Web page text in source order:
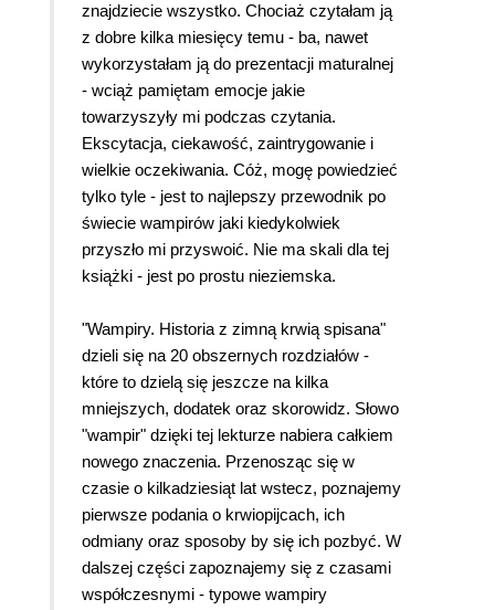
oraz niecodziennych książek. Nie ukrywam, że
"Wampiry. Historia z zimną krwią spisana"
potraktowałam trochę jak uzupełnienie
wampirycznego leksykonu Kamila
Śmiałkowskiego (recenzja tutaj:
https://pikkuvampyyrinkirjamaailma.blogspot.com/2016/12/
kamil-smiakowski-wampir-leksykon.html). O ile
tamta książka była spisem filmów, książek i
komiksów, tutaj już mamy do czynienia z
obszerniejszym materiałem i cennym aspektem
kulturalnym. Autorzy - Barb Karg, Arjean Spaite,
tropiąc historię wampirów oraz ich korzenie.
Czapki z głów! A jako że jestem fanką
poszukiwania polskiego elementu we wszystkich
możliwych książkach, tutaj byłam mile
zaskoczona - podczas lektury natrafiłam na kilka
ciekawych ustępów o polskich wampirach. Ale i
inne informacje mnie zachwyciły. Owszem,
większość znałam, ale natknęłam się na mnóstwo
takich, o których przeczytałam po raz pierwszy.
Bardzo podoba mi się oprawa graficzna książki.
Okładka okładką, ale jej wnętrze jest niezwykłe,
znajdziecie wszystko. Chociaż czytałam ją
z dobre kilka miesięcy temu - ba, nawet
wykorzystałam ją do prezentacji maturalnej
- wciąż pamiętam emocje jakie
towarzyszyły mi podczas czytania.
Ekscytacja, ciekawość, zaintrygowanie i
wielkie oczekiwania. Cóż, mogę powiedzieć
tylko tyle - jest to najlepszy przewodnik po
świecie wampirów jaki kiedykolwiek
przyszło mi przyswoić. Nie ma skali dla tej
książki - jest po prostu nieziemska.
"Wampiry. Historia z zimną krwią spisana"
dzieli się na 20 obszernych rozdziałów -
które to dzielą się jeszcze na kilka
mniejszych, dodatek oraz skorowidz. Słowo
"wampir" dzięki tej lekturze nabiera całkiem
nowego znaczenia. Przenosząc się w
czasie o kilkadziesiąt lat wstecz, poznajemy
pierwsze podania o krwiopijcach, ich
odmiany oraz sposoby by się ich pozbyć. W
dalszej części zapoznajemy się z czasami
współczesnymi - typowe wampiry